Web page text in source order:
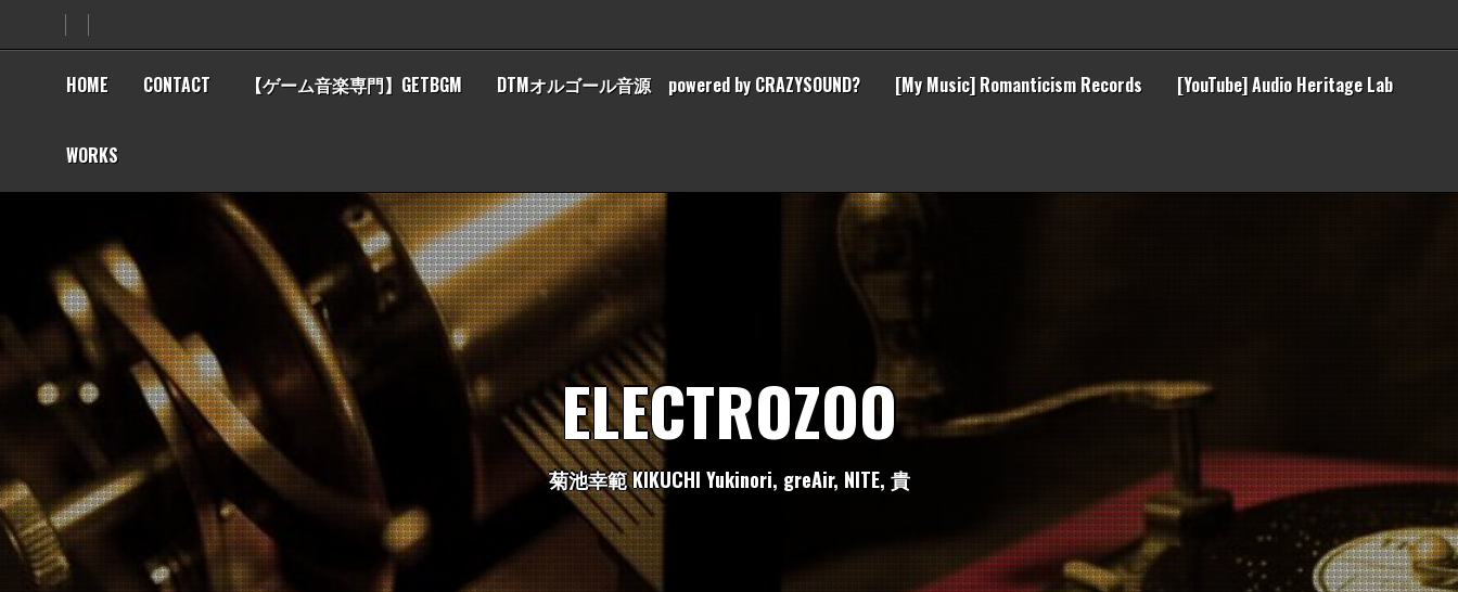
HOME CONTACT 【ゲーム音楽専門】GETBGM DTMオルゴール音源 powered by CRAZYSOUND? [My Music] Romanticism Records [YouTube] Audio Heritage Lab
WORKS
ELECTROZOO
菊池幸範KIKUCHI Yukinori, greAir, NITE, 貴